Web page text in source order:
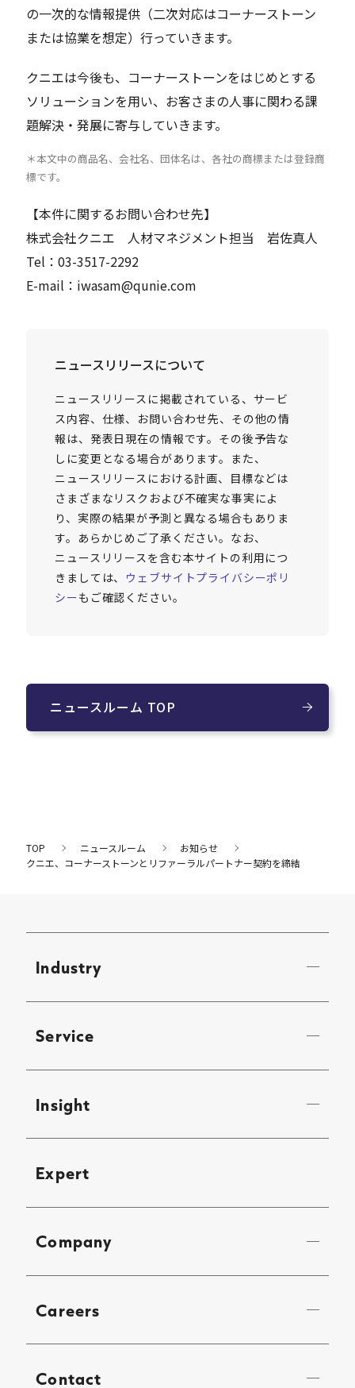
の一次的な情報提供（二次対応はコーナーストーン
または協業を想定）行っていきます。
クニエは今後も、コーナーストーンをはじめとする
ソリューションを用い、お客さまの人事に関わる課
題解決・発展に寄与していきます。
＊本文中の商品名、会社名、団体名は、各社の商標または登録商
標です。
【本件に関するお問い合わせ先】
株式会社クニエ 人材マネジメント担当 岩佐真人
Tel：03-3517-2292
E-mail：iwasam@qunie.com
ニュースリリースについて
ニュースリリースに掲載されている、サービ
ス内容、仕様、お問い合わせ先、その他の情
報は、発表日現在の情報です。その後予告な
しに変更となる場合があります。また、
ニュースリリースにおける計画、目標などは
さまざまなリスクおよび不確実な事実によ
り、実際の結果が予測と異なる場合もありま
す。あらかじめご了承ください。なお、
ニュースリリースを含む本サイトの利用につ
きましては、 ウェブサイトプライバシーポリ
シーもご確認ください。
ニュースルーム TOP
TOP ニュースルーム
お知らせ
クニエ、コーナーストーンとリファーラルパートナー契約を締結
Industry
Service
Insight
Expert
Company
Careers
Contact